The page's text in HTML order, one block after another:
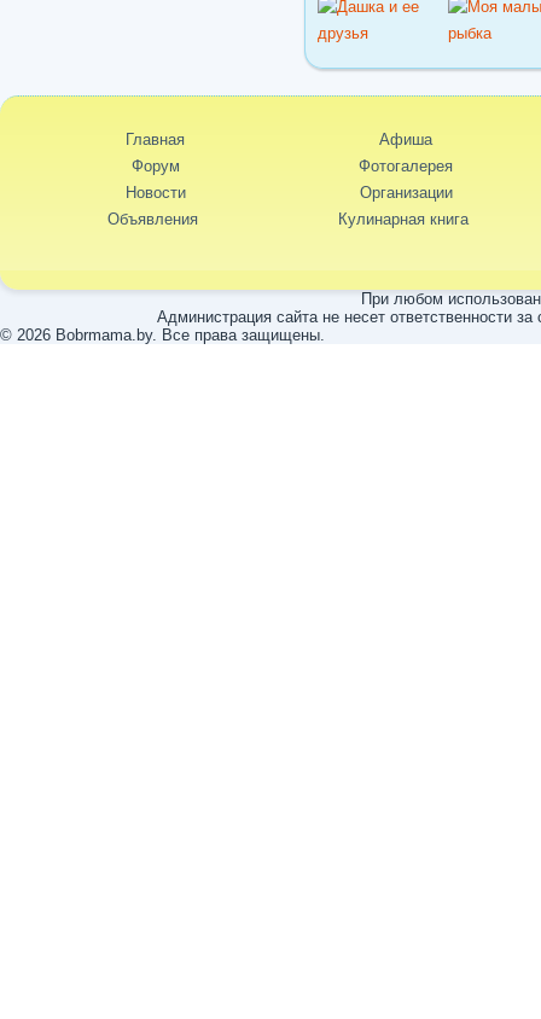
Главная
Форум
Новости
Объявления
Афиша
Фотогалерея
Организации
Кулинарная книга
При любом
Администрация сайта не несет ответственности
© 2026 Bobrmama.by. Все права защищены.